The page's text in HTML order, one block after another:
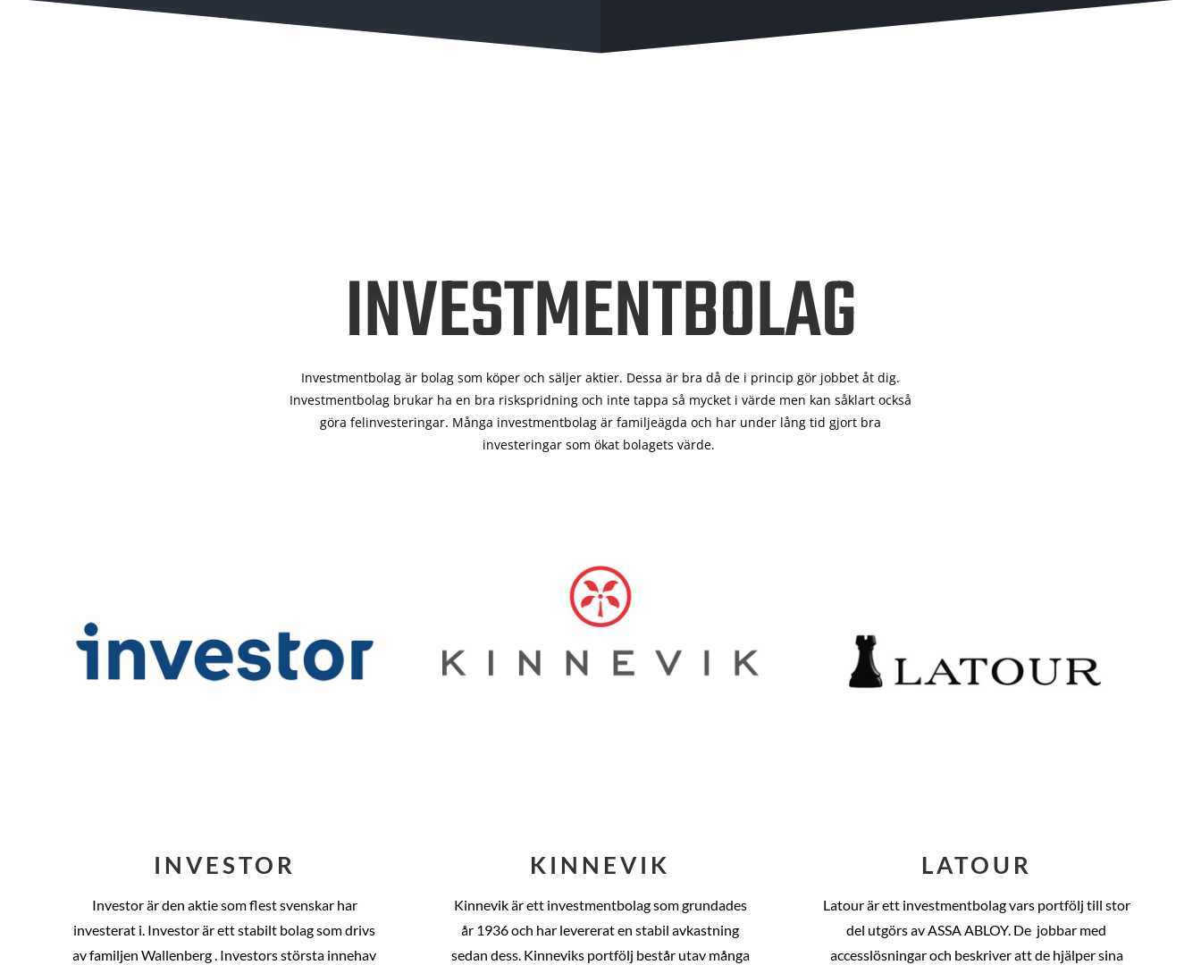
INVESTMENTBOLAG
Investmentbolag är bolag som köper och säljer aktier. Dessa är bra då de i princip gör jobbet åt dig.
Investmentbolag brukar ha en bra riskspridning och inte tappa så mycket i värde men kan såklart också
göra felinvesteringar. Många investmentbolag är familjeägda och har under lång tid gjort bra
investeringar som ökat bolagets värde.
INVESTOR
Investor är den aktie som flest svenskar har
investerat i. Investor är ett stabilt bolag som drivs
av familjen Wallenberg . Investors största innehav
KINNEVIK
Kinnevik är ett investmentbolag som grundades
år 1936 och har levererat en stabil avkastning
sedan dess. Kinneviks portfölj består utav många
LATOUR
Latour är ett investmentbolag vars portfölj till stor
del utgörs av ASSA ABLOY. De jobbar med
accesslösningar och beskriver att de hjälper sina